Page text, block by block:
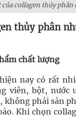
collagen thủy phân
thủy phân
chất lượng
nay có rất
viên, bột, nước
không phải sản
Khi chọn